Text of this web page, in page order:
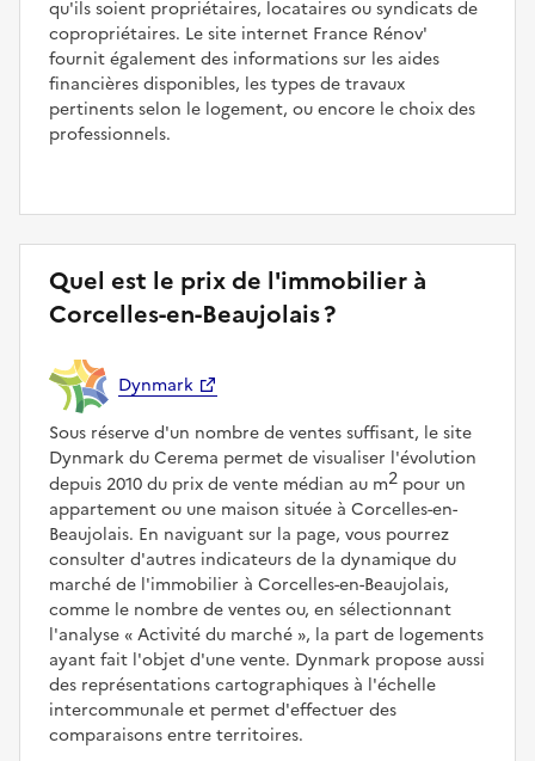
qu'ils soient propriétaires, locataires ou syndicats de
copropriétaires. Le site internet France Rénov'
fournit également des informations sur les aides
financières disponibles, les types de travaux
pertinents selon le logement, ou encore le choix des
professionnels.
Quel est le prix de l'immobilier à
Corcelles-en-Beaujolais ?
Dynmark
Sous réserve d'un nombre de ventes suffisant, le site
Dynmark du Cerema permet de visualiser l'évolution
depuis 2010 du prix de vente médian au m2 pour un
appartement ou une maison située à Corcelles-en-
Beaujolais. En naviguant sur la page, vous pourrez
consulter d'autres indicateurs de la dynamique du
marché de l'immobilier à Corcelles-en-Beaujolais,
comme le nombre de ventes ou, en sélectionnant
l'analyse
Activité du marché , la part de logements
ayant fait l'objet d'une vente. Dynmark propose aussi
des représentations cartographiques à l'échelle
intercommunale et permet d'effectuer des
comparaisons entre territoires.